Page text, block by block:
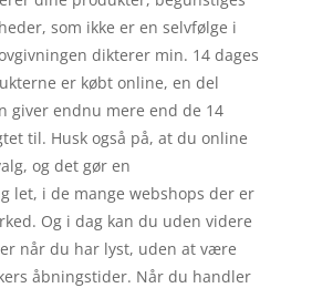
som ikke er en selvfølge i
dikterer min. 14 dages
er købt online, en del
giver endnu mere end de 14
til. Husk også på, at du online
og det gør en
let, i de mange webshops der er
Og i dag kan du uden videre
når du har lyst, uden at være
åbningstider. Når du handler